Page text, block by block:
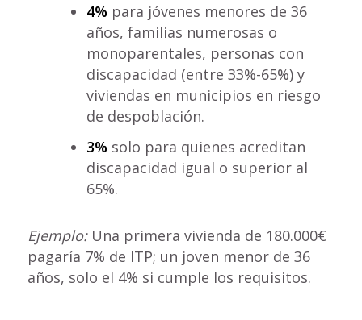
4% para jóvenes menores de 36
años, familias numerosas o
monoparentales, personas con
discapacidad (entre 33%-65%) y
viviendas en municipios en riesgo
de despoblación.
3% solo para quienes acreditan
discapacidad igual o superior al
65%.
Ejemplo:Una primera vivienda de 180.000€
pagaría 7% de ITP; un joven menor de 36
años, solo el 4% si cumple los requisitos.